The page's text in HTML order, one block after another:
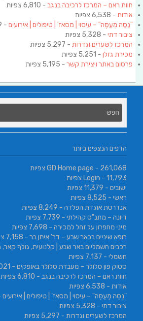
חוות ראם – המרכז לרכיבה בנגב - 6,810 צפיות
אודות - 6,538 צפיות
"נַסֵּה מְעַסֶּה" – עיסוי | מסאז' | טיפולים | אירועים - 5,439 צפיות
ציבור דתי - 5,328 צפיות
המרכז לשערים וגדרות - 5,297 צפיות
מכירת גזלן - 5,251 צפיות
פרסום באתר ויצירת קשר - 5,195 צפיות
הדפים הנצפים ביותר
GD Home page - 261,068 צפיות
Login - 11,793 צפיות
ישובים - 11,379 צפיות
ראשי - 8,525 צפיות
אנדרטת אוגדת הפלדה - 8,249 צפיות
דיונה – מתנ"ס קהילתי - 7,739 צפיות
מיני מחפרון על זחל למכירה - 7,698 צפיות
רופא שיניים בבאר שבע – דר' איתן בר - 7,158 צפיות
רכבים חשמליים באר שבע | קלנועית, גולף קאר,
חשמלי - 7,137 צפיות
סטוק פון סלולר – מעבדת סלולר באופקים - 7,021 צפיות
חוות ראם – המרכז לרכיבה בנגב - 6,810 צפיות
אודות - 6,538 צפיות
"נַסֵּה מְעַסֶּה" – עיסוי | מסאז' | טיפולים | אירועים -
ציבור דתי - 5,328 צפיות
המרכז לשערים וגדרות - 5,297 צפיות